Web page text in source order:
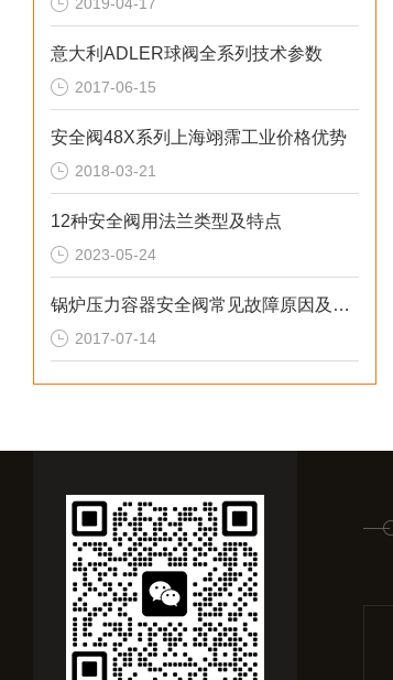
意大利ADLER球阀全系列技术参数
2017-06-15
安全阀48X系列上海翊霈工业价格优势
2018-03-21
12种安全阀用法兰类型及特点
2023-05-24
锅炉压力容器安全阀常见故障原因及排除方法
2017-07-14